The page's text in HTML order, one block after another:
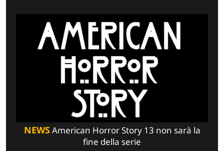
NEWSAmerican Horror Story 13 non sarà la
fine della serie